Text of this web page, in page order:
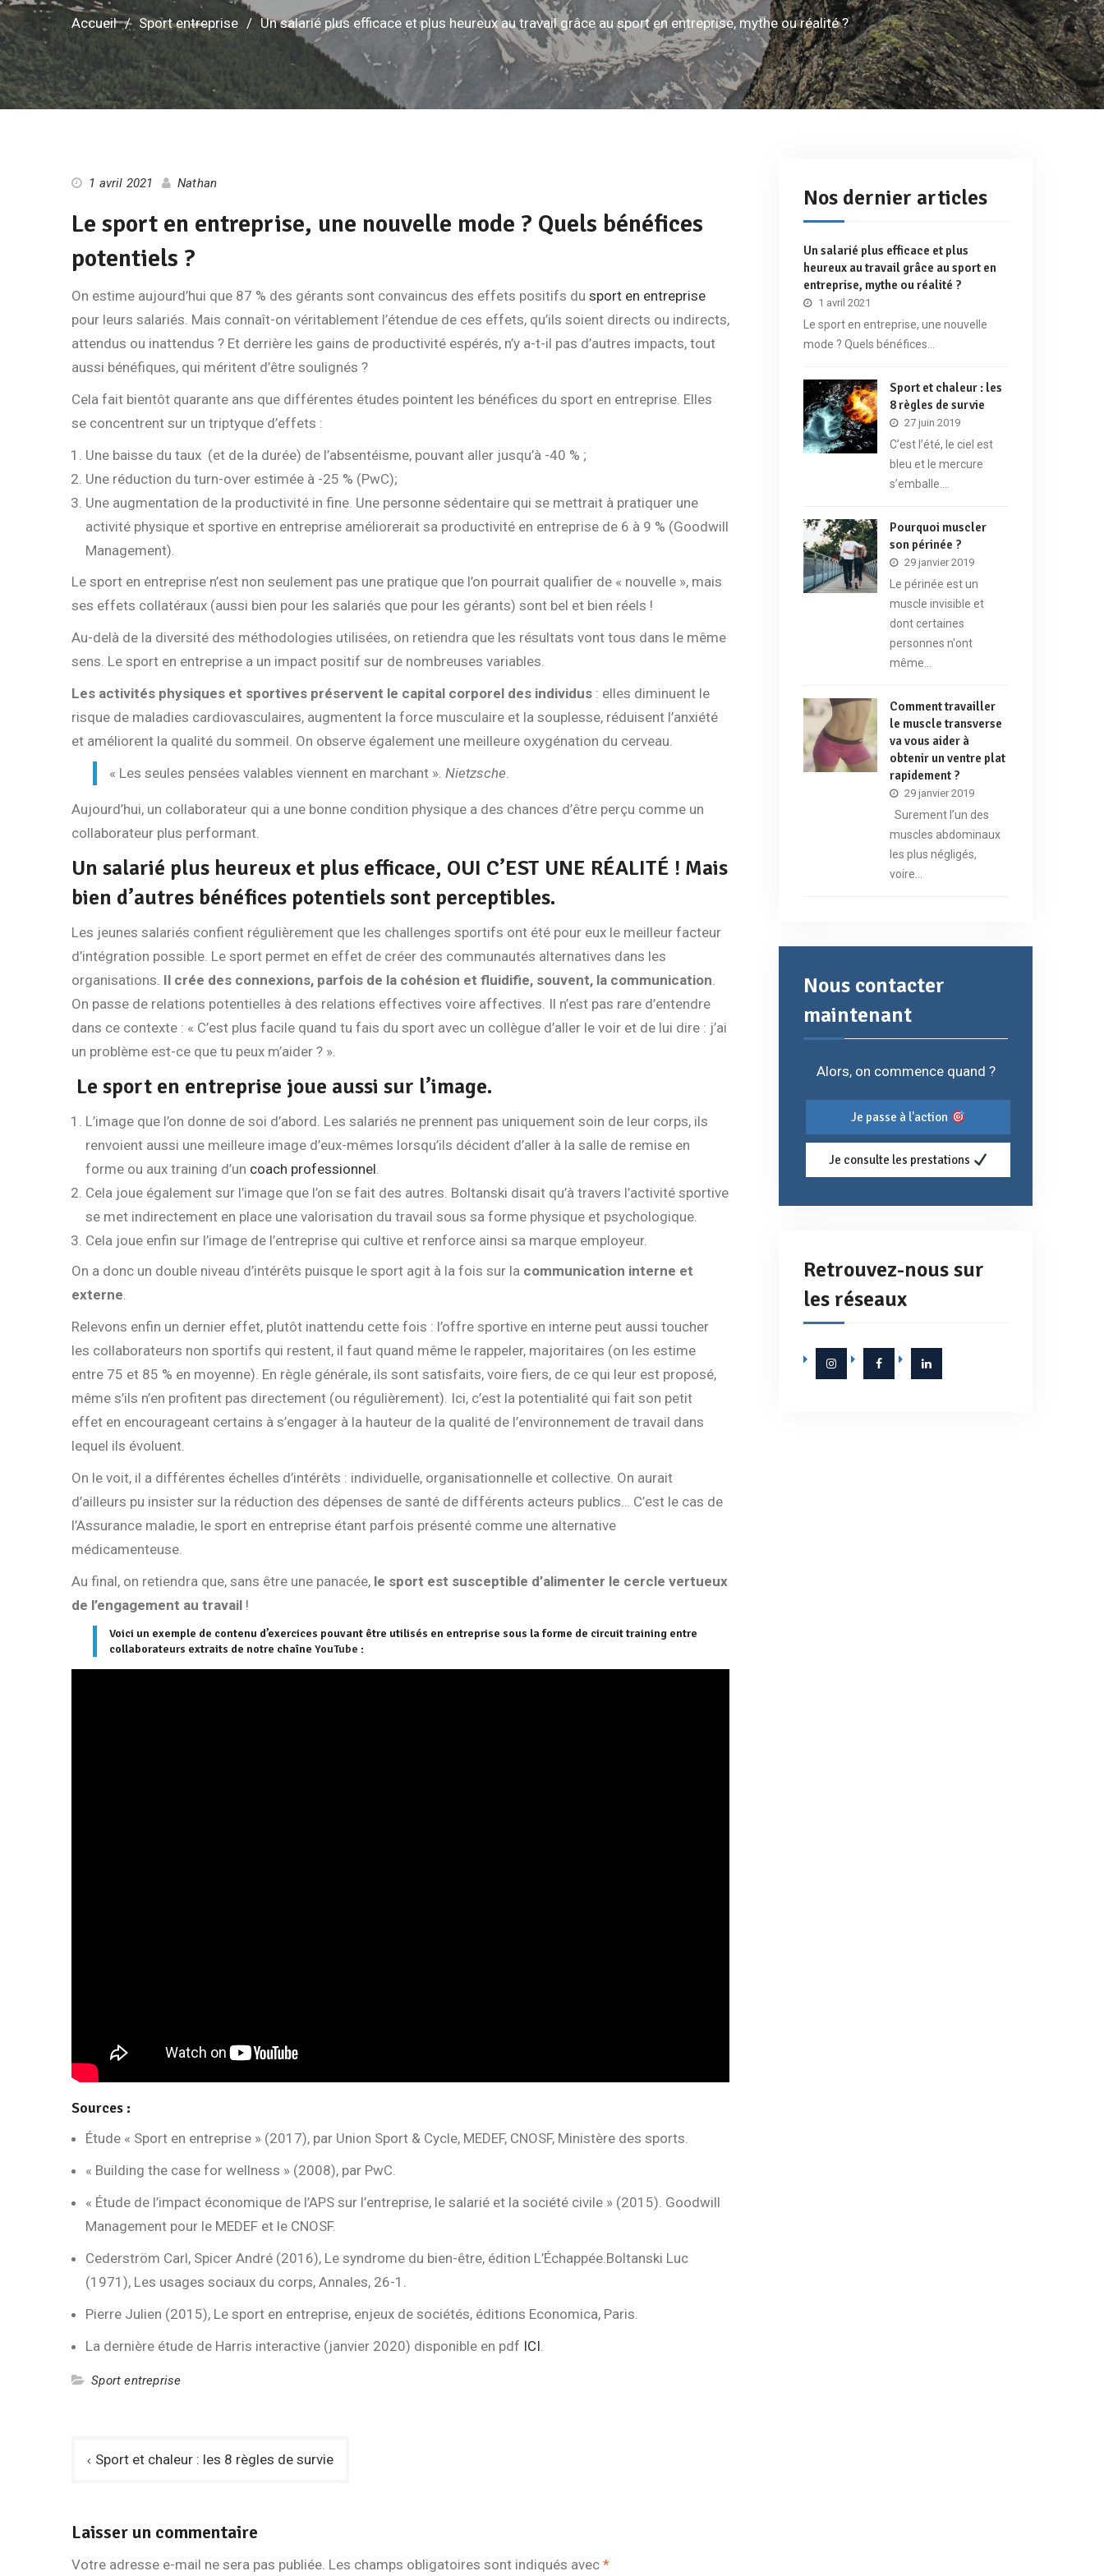
Accueil Sport entreprise Un salarié plus efficace et plus heureux au travail grâce au sport en entreprise, mythe ou réalité ?
1 avril 2021 Nathan
Le sport en entreprise, une nouvelle mode ? Quels bénéfices
potentiels ?
On estime aujourd’hui que 87 % des gérants sont convaincus des effets positifs du sport en entreprise
pour leurs salariés. Mais connaît-on véritablement l’étendue de ces effets, qu’ils soient directs ou indirects,
attendus ou inattendus ? Et derrière les gains de productivité espérés, n’y a-t-il pas d’autres impacts, tout
aussi bénéfiques, qui méritent d’être soulignés ?
Cela fait bientôt quarante ans que différentes études pointent les bénéfices du sport en entreprise. Elles
se concentrent sur un triptyque d’effets :
Une baisse du taux (et de la durée) de l’absentéisme, pouvant aller jusqu’à -40 % ;
Une réduction du turn-over estimée à -25 % (PwC);
Une augmentation de la productivité in fine. Une personne sédentaire qui se mettrait à pratiquer une
activité physique et sportive en entreprise améliorerait sa productivité en entreprise de 6 à 9 % (Goodwill
Management).
Le sport en entreprise n’est non seulement pas une pratique que l’on pourrait qualifier de « nouvelle », mais
ses effets collatéraux (aussi bien pour les salariés que pour les gérants) sont bel et bien réels !
Au-delà de la diversité des méthodologies utilisées, on retiendra que les résultats vont tous dans le même
sens. Le sport en entreprise a un impact positif sur de nombreuses variables.
Les activités physiques et sportives préservent le capital corporel des individus : elles diminuent le
risque de maladies cardiovasculaires, augmentent la force musculaire et la souplesse, réduisent l’anxiété
et améliorent la qualité du sommeil. On observe également une meilleure oxygénation du cerveau.
« Les seules pensées valables viennent en marchant ». Nietzsche
Aujourd’hui, un collaborateur qui a une bonne condition physique a des chances d’être perçu comme un
collaborateur plus performant.
Un salarié plus heureux et plus efficace, OUI C’EST UNE RÉALITÉ ! Mais
bien d’autres bénéfices potentiels sont perceptibles.
Les jeunes salariés confient régulièrement que les challenges sportifs ont été pour eux le meilleur facteur
d’intégration possible. Le sport permet en effet de créer des communautés alternatives dans les
organisations. Il crée des connexions, parfois de la cohésion et fluidifie, souvent, la communication
On passe de relations potentielles à des relations effectives voire affectives. Il n’est pas rare d’entendre
dans ce contexte : « C’est plus facile quand tu fais du sport avec un collègue d’aller le voir et de lui dire : j’ai
un problème est-ce que tu peux m’aider ? ».
Le sport en entreprise joue aussi sur l’image.
L’image que l’on donne de soi d’abord. Les salariés ne prennent pas uniquement soin de leur corps, ils
renvoient aussi une meilleure image d’eux-mêmes lorsqu’ils décident d’aller à la salle de remise en
forme ou aux training d’un coach professionnel
Cela joue également sur l’image que l’on se fait des autres. Boltanski disait qu’à travers l’activité sportive
se met indirectement en place une valorisation du travail sous sa forme physique et psychologique.
Cela joue enfin sur l’image de l’entreprise qui cultive et renforce ainsi sa marque employeur.
On a donc un double niveau d’intérêts puisque le sport agit à la fois sur la communication interne et
externe.
Relevons enfin un dernier effet, plutôt inattendu cette fois : l’offre sportive en interne peut aussi toucher
les collaborateurs non sportifs qui restent, il faut quand même le rappeler, majoritaires (on les estime
entre 75 et 85 % en moyenne). En règle générale, ils sont satisfaits, voire fiers, de ce qui leur est proposé,
même s’ils n’en profitent pas directement (ou régulièrement). Ici, c’est la potentialité qui fait son petit
effet en encourageant certains à s’engager à la hauteur de la qualité de l’environnement de travail dans
lequel ils évoluent.
On le voit, il a différentes échelles d’intérêts : individuelle, organisationnelle et collective. On aurait
d’ailleurs pu insister sur la réduction des dépenses de santé de différents acteurs publics… C’est le cas de
l’Assurance maladie, le sport en entreprise étant parfois présenté comme une alternative
médicamenteuse.
Au final, on retiendra que, sans être une panacée, le sport est susceptible d’alimenter le cercle vertueux
de l’engagement au travail !
Voici un exemple de contenu d’exercices pouvant être utilisés en entreprise sous la forme de circuit training entre
collaborateurs extraits de notre chaîne YouTube :
Sources :
Étude « Sport en entreprise » (2017), par Union Sport & Cycle, MEDEF, CNOSF, Ministère des sports.
« Building the case for wellness » (2008), par PwC.
« Étude de l’impact économique de l’APS sur l’entreprise, le salarié et la société civile » (2015). Goodwill
Management pour le MEDEF et le CNOSF.
Cederström Carl, Spicer André (2016), Le syndrome du bien-être, édition L’Échappée.Boltanski Luc
(1971), Les usages sociaux du corps, Annales, 26-1.
Pierre Julien (2015), Le sport en entreprise, enjeux de sociétés, éditions Economica, Paris.
La dernière étude de Harris interactive (janvier 2020) disponible en pdf ICI.
Sport entreprise
Navigation
Sport et chaleur : les 8 règles de survie
Laisser un commentaire
Votre adresse e-mail ne sera pas publiée. Les champs obligatoires sont indiqués avec *
Nos dernier articles
Un salarié plus efficace et plus
heureux au travail grâce au sport en
entreprise, mythe ou réalité ?
1 avril 2021
Le sport en entreprise, une nouvelle
mode ? Quels bénéfices…
Sport et chaleur : les
8 règles de survie
27 juin 2019
C’est l’été, le ciel est
bleu et le mercure
s’emballe.…
Pourquoi muscler
son périnée ?
29 janvier 2019
Le périnée est un
muscle invisible et
dont certaines
personnes n'ont
même…
Comment travailler
le muscle transverse
va vous aider à
obtenir un ventre plat
rapidement ?
29 janvier 2019
Surement l’un des
muscles abdominaux
les plus négligés,
voire…
Nous contacter
maintenant
Alors, on commence quand ?
Je passe à l'action
Je consulte les prestations
Retrouvez-nous sur
les réseaux